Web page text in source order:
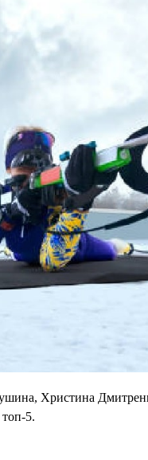
Христина
топ-5.